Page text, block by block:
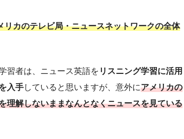
リカのテレビ局・ニュースネットワークの全体
習者は、ニュース英語を リスニング学習に活用
入手していると思いますが、意外にアメリカの
理解しないままなんとなくニュースを見ている